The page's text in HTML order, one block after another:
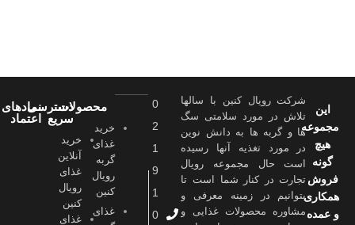
این
مجموعه
هیچ
گونه
فروش
همکاری
و عمده
شرکت رویال کنین با سالها
تلاش در مورد سلامتی سگ
ها و گربه ها به دانش نوین
در مورد تغذیه آنها رسیده
است حال مجموعه رویال
تجارت در کنار شما است تا
بتوانیم در زمینه معرفی و
مشاوره محصولات غذایی و
0
2
1
9
1
0
محصولات
خرید
غذای
گربه
رویال
کنین
غذای
دسترسی
سریع
خرید
آنلاین
غذای
رویال
کنین
غذای
نمادهای
اعتماد